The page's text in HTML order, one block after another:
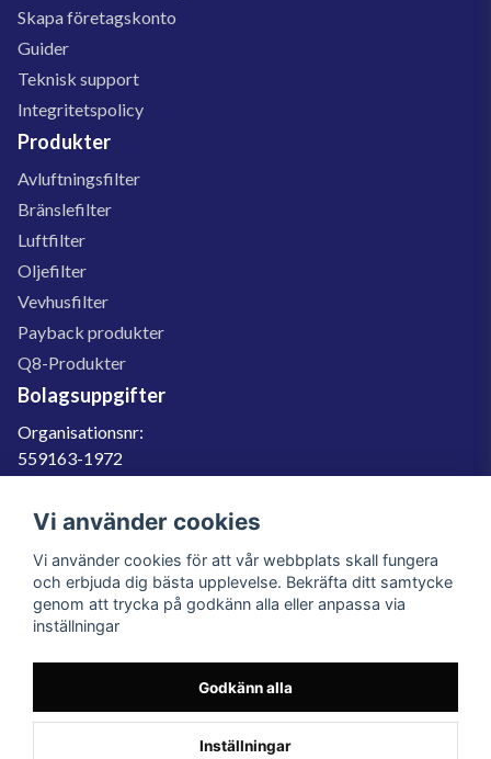
Skapa företagskonto
Guider
Teknisk support
Integritetspolicy
Produkter
Avluftningsfilter
Bränslefilter
Luftfilter
Oljefilter
Vevhusfilter
Payback produkter
Q8-Produkter
Bolagsuppgifter
Organisationsnr:
559163-1972
SE559163197201
060-566 800
info@filter.se
559163-1972
© 2023 Filter.se, All rights reserved.
Vi använder cookies
Vi använder cookies för att vår webbplats skall fungera
och erbjuda dig bästa upplevelse. Bekräfta ditt samtycke
genom att trycka på godkänn alla eller anpassa via
inställningar
Godkänn alla
Inställningar